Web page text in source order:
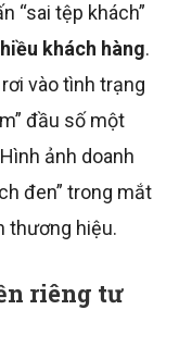
“sai tệp khách”
khách hàng.
vào tình trạng
đầu số một
ảnh doanh
đen” trong mắt
thương hiệu.
riêng tư